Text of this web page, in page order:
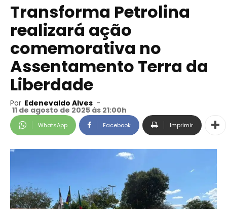
Transforma Petrolina
realizará ação
comemorativa no
Assentamento Terra da
Liberdade
Por Edenevaldo Alves -
11 de agosto de 2025 às 21:00h
WhatsApp Facebook Imprimir